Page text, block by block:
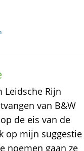
Leidsche Rijn
van B&W
de eis van de
op mijn suggestie
noemen gaan ze